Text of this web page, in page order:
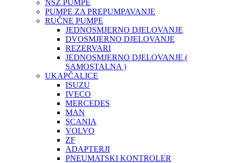
NSZ PUMPE
PUMPE ZA PREPUMPAVANJE
RUČNE PUMPE
JEDNOSMJERNO DJELOVANJE
DVOSMJERNO DJELOVANJE
REZERVARI
JEDNOSMJERNO DJELOVANJE (
SAMOSTALNA )
UKAPČALICE
ISUZU
IVECO
MERCEDES
MAN
SCANIA
VOLVO
ZF
ADAPTERJI
PNEUMATSKI KONTROLER